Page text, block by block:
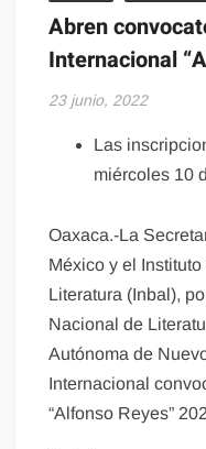
Abren
Internacional
23 junio, 2022
Las
miércoles 10
Oaxaca.-La
México y el
Literatura (Inbal),
Nacional de
Autónoma de
Internacional
“Alfonso Reyes”